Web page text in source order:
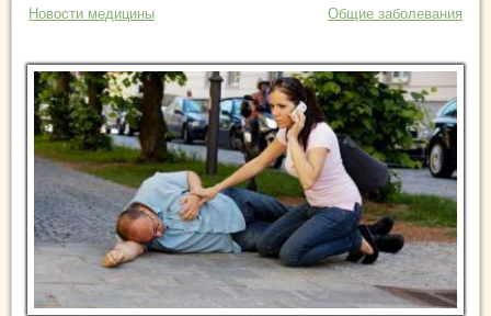
Новости медицины Общие заболевания